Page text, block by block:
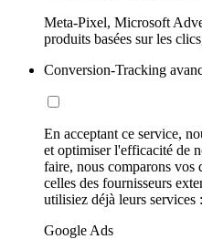
Meta-Pixel, Microsoft
produits basées sur les
Conversion-Tracking
En acceptant ce service,
et optimiser l'efficacité de
faire, nous comparons vos
celles des fournisseurs
utilisiez déjà leurs services :
Google Ads